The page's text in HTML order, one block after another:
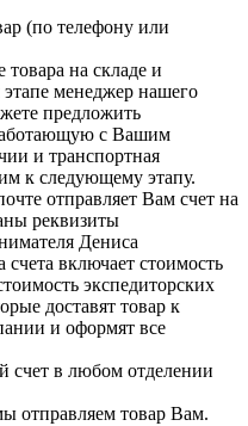
(по телефону или
на складе и
менеджер нашего
предложить
с Вашим
и транспортная
к следующему этапу.
отправляет Вам счет на
реквизиты
Дениса
включает стоимость
экспедиторских
доставят товар к
и оформят все
счет в любом отделении
отправляем товар Вам.